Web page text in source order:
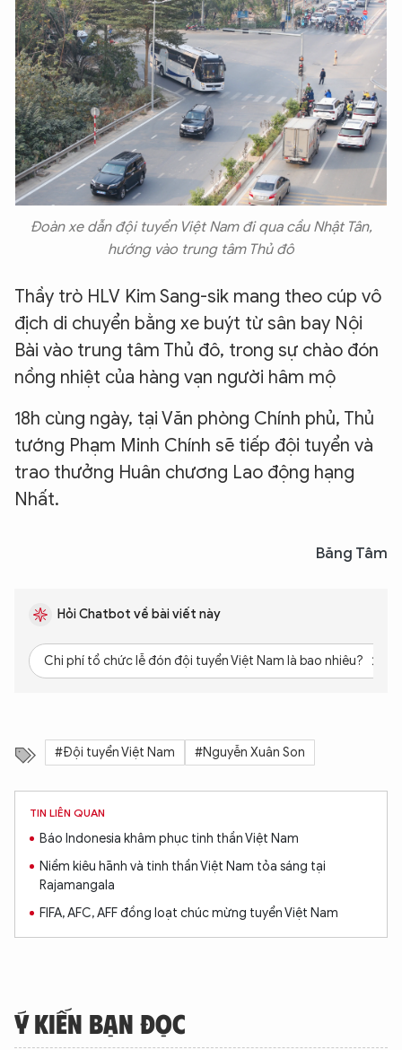
Đoàn xe dẫn đội tuyển Việt Nam đi qua cầu Nhật Tân,
hướng vào trung tâm Thủ đô
Thầy trò HLV Kim Sang-sik mang theo cúp vô
địch di chuyển bằng xe buýt từ sân bay Nội
Bài vào trung tâm Thủ đô, trong sự chào đón
nồng nhiệt của hàng vạn người hâm mộ
18h cùng ngày, tại Văn phòng Chính phủ, Thủ
tướng Phạm Minh Chính sẽ tiếp đội tuyển và
trao thưởng Huân chương Lao động hạng
Nhất.
Băng Tâm
Hỏi Chatbot về bài viết này
Chi phí tổ chức lễ đón đội tuyển Việt Nam là bao nhiêu?
#Đội tuyển Việt Nam #Nguyễn Xuân Son
TIN LIÊN QUAN
Báo Indonesia khâm phục tinh thần Việt Nam
Niềm kiêu hãnh và tinh thần Việt Nam tỏa sáng tại
Rajamangala
FIFA, AFC, AFF đồng loạt chúc mừng tuyển Việt Nam
Ý KIẾN BẠN ĐỌC